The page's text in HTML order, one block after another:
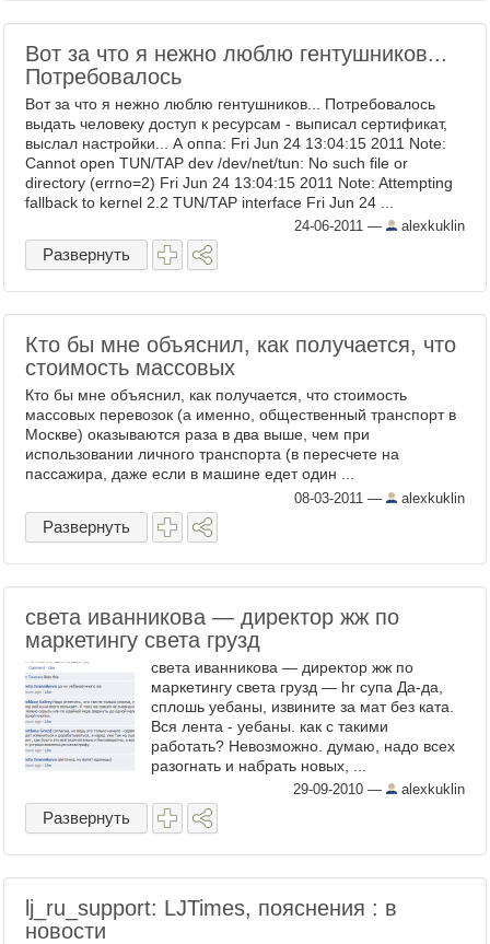
Вот за что я нежно люблю гентушников...
Потребовалось
Вот за что я нежно люблю гентушников... Потребовалось
выдать человеку доступ к ресурсам - выписал сертификат,
выслал настройки... А оппа: Fri Jun 24 13:04:15 2011 Note:
Cannot open TUN/TAP dev /dev/net/tun: No such file or
directory (errno=2) Fri Jun 24 13:04:15 2011 Note: Attempting
fallback to kernel 2.2 TUN/TAP interface Fri Jun 24 ...
24-06-2011 — alexkuklin
Развернуть
Кто бы мне объяснил, как получается, что
стоимость массовых
Кто бы мне объяснил, как получается, что стоимость
массовых перевозок (а именно, общественный транспорт в
Москве) оказываются раза в два выше, чем при
использовании личного транспорта (в пересчете на
пассажира, даже если в машине едет один ...
08-03-2011 — alexkuklin
Развернуть
света иванникова — директор жж по
маркетингу света грузд
света иванникова — директор жж по
маркетингу света грузд — hr супа Да-да,
сплошь уебаны, извините за мат без ката.
Вся лента - уебаны. как с такими
работать? Невозможно. думаю, надо всех
разогнать и набрать новых, ...
29-09-2010 — alexkuklin
Развернуть
lj_ru_support: LJTimes, пояснения : в
новости